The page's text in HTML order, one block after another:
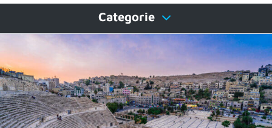
Categorie